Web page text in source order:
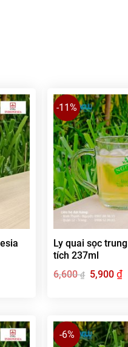
-11%
Ly quai sọc
tích 237ml
6,600₫ Giá
gốc
5,900₫
-6%